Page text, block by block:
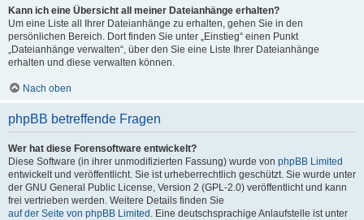
Kann ich eine Übersicht all meiner Dateianhänge erhalten?
Um eine Liste all Ihrer Dateianhänge zu erhalten, gehen Sie in den
persönlichen Bereich. Dort finden Sie unter „Einstieg“ einen Punkt
„Dateianhänge verwalten“, über den Sie eine Liste Ihrer Dateianhänge
erhalten und diese verwalten können.
Nach oben
phpBB betreffende Fragen
Wer hat diese Forensoftware entwickelt?
Diese Software (in ihrer unmodifizierten Fassung) wurde von phpBB Limited
entwickelt und veröffentlicht. Sie ist urheberrechtlich geschützt. Sie wurde unter
der GNU General Public License, Version 2 (GPL-2.0) veröffentlicht und kann
frei vertrieben werden. Weitere Details finden Sie
auf der Seite von phpBB Limited . Eine deutschsprachige Anlaufstelle ist unter